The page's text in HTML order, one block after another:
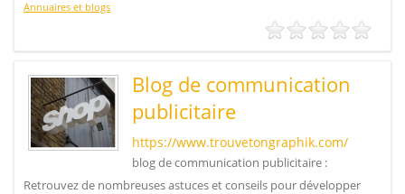
Annuaires et blogs
Blog de communication
publicitaire
https://www.trouvetongraphik.com/
blog de communication publicitaire :
Retrouvez de nombreuses astuces et conseils pour développer